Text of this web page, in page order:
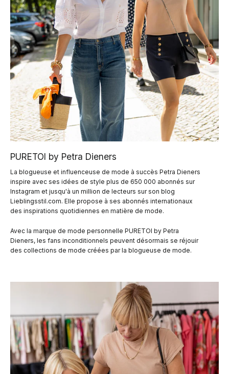
PURETOI by Petra Dieners
La blogueuse et influenceuse de mode à succès Petra Dieners
inspire avec ses idées de style plus de 650 000 abonnés sur
Instagram et jusqu'à un million de lecteurs sur son blog
Lieblingsstil.com. Elle propose à ses abonnés internationaux
des inspirations quotidiennes en matière de mode.
Avec la marque de mode personnelle PURETOI by Petra
Dieners, les fans inconditionnels peuvent désormais se réjouir
des collections de mode créées par la blogueuse de mode.